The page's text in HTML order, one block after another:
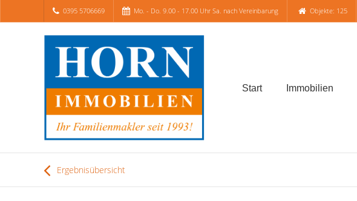
0395 5706669 Mo. - Do. 9.00 - 17.00 Uhr Sa. nach Vereinbarung Objekte: 125
Start Immobilien
Ergebnisübersicht